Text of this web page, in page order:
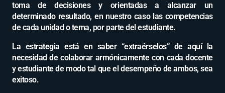
toma de decisiones y orientadas a alcanzar un
determinado resultado, en nuestro caso las competencias
de cada unidad o tema, por parte del estudiante.
La estrategia está en saber “extraérselos” de aquí la
necesidad de colaborar armónicamente con cada docente
y estudiante de modo tal que el desempeño de ambos, sea
exitoso.